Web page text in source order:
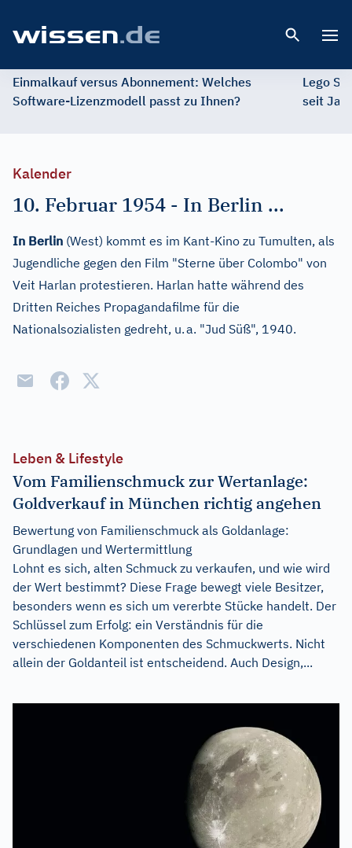
Einmalkauf versus Abonnement: Welches
Software-Lizenzmodell passt zu Ihnen?
Lego
seit
Kalender
10. Februar 1954 - In Berlin ...
In Berlin (West) kommt es im Kant-Kino zu Tumulten, als
Jugendliche gegen den Film "Sterne über Colombo" von
Veit Harlan protestieren. Harlan hatte während des
Dritten Reiches Propagandafilme für die
Nationalsozialisten gedreht, u. a. "Jud Süß", 1940.
Leben & Lifestyle
Vom Familienschmuck zur Wertanlage:
Goldverkauf in München richtig angehen
Bewertung von Familienschmuck als Goldanlage:
Grundlagen und Wertermittlung
Lohnt es sich, alten Schmuck zu verkaufen, und wie wird
der Wert bestimmt? Diese Frage bewegt viele Besitzer,
besonders wenn es sich um vererbte Stücke handelt. Der
Schlüssel zum Erfolg: ein Verständnis für die
verschiedenen Komponenten des Schmuckwerts. Nicht
allein der Goldanteil ist entscheidend. Auch Design,...